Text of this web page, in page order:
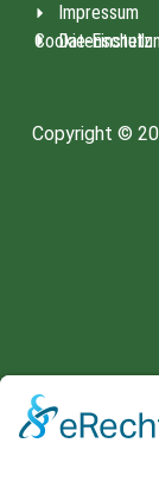
Copyright ©
Impressum
Datenschutz
Cookie-